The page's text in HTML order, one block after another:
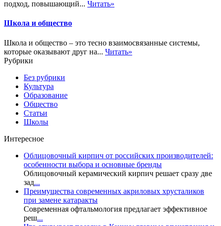
подход, повышающий... Читать»
Школа и общество
Школа и общество – это тесно взаимосвязанные системы,
которые оказывают друг на... Читать»
Рубрики
Без рубрики
Культура
Образование
Общество
Статьи
Школы
Интересное
Облицовочный кирпич от российских производителей:
особенности выбора и основные бренды
Облицовочный керамический кирпич решает сразу две
зад...
Преимущества современных акриловых хрусталиков
при замене катаракты
Современная офтальмология предлагает эффективное
реш...